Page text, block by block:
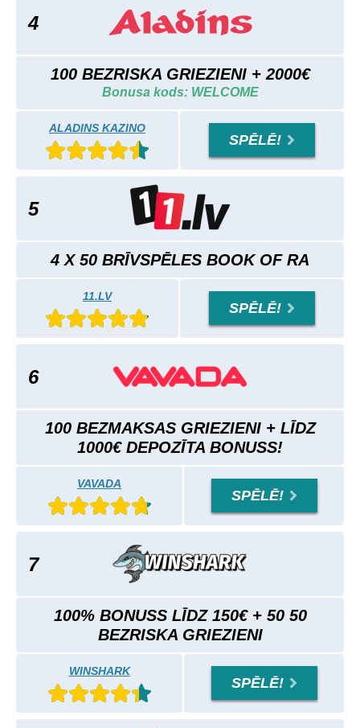
4
100 BEZRISKA GRIEZIENI + 2000€
Bonusa kods: WELCOME
ALADINS KAZINO
SPĒLĒ!
5
4 X 50 BRĪVSPĒLES BOOK OF RA
11.LV
SPĒLĒ!
6
100 BEZMAKSAS GRIEZIENI + LĪDZ
1000€ DEPOZĪTA BONUSS!
VAVADA
SPĒLĒ!
7
100% BONUSS LĪDZ 150€ + 50 50
BEZRISKA GRIEZIENI
WINSHARK
SPĒLĒ!